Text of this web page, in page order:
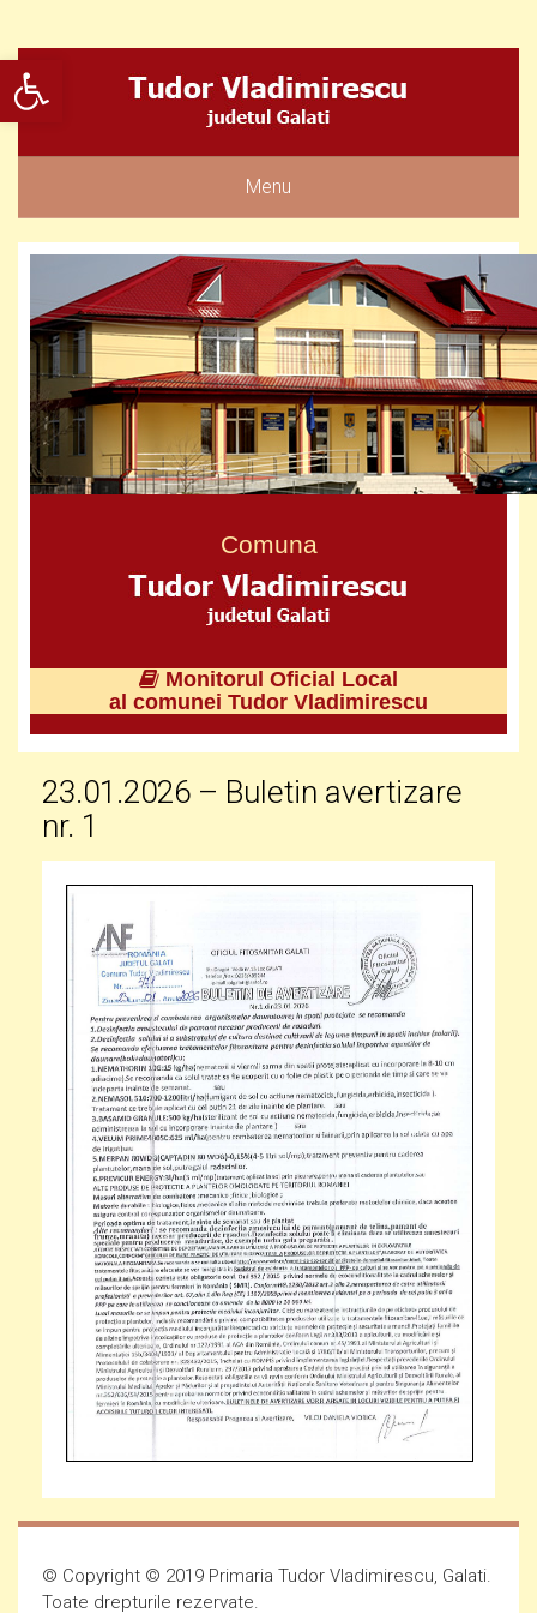
Deschide bara de unelte
Menu
Comuna
Monitorul Oficial Local
al comunei Tudor Vladimirescu
23.01.2026 – Buletin avertizare
nr. 1
© Copyright © 2019 Primaria Tudor Vladimirescu, Galati.
Toate drepturile rezervate.